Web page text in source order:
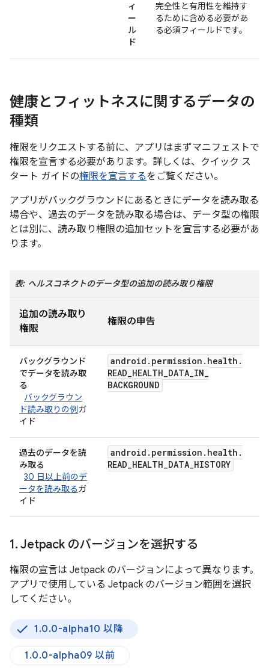
ィ
ー
ル
ド
完全性と有用性を維持す
るために含める必要があ
る必須フィールドです。
健康とフィットネスに関するデータの
種類
権限をリクエストする前に、アプリはまずマニフェストで
権限を宣言する必要があります。詳しくは、クイック ス
タート ガイドの権限を宣言するをご覧ください。
アプリがバックグラウンドにあるときにデータを読み取る
場合や、過去のデータを読み取る場合は、データ型の権限
とは別に、読み取り権限の追加セットを宣言する必要があ
ります。
表: ヘルスコネクトのデータ型の追加の読み取り権限
追加の読み取り
権限
権限の申告
バックグラウンド
でデータを読み取
る
バックグラウン
ド読み取りの例ガ
イド
android . permission . health .
READ_HEALTH_DATA_IN_
BACKGROUND
過去のデータを読
み取る
30 日以上前のデ
ータを読み取るガ
イド
android . permission . health .
READ_HEALTH_DATA_HISTORY
1. Jetpack のバージョンを選択する
権限の宣言は Jetpack のバージョンによって異なります。
アプリで使用している Jetpack のバージョン範囲を選択
してください。
1.0.0-alpha10 以降
1.0.0-alpha09 以前